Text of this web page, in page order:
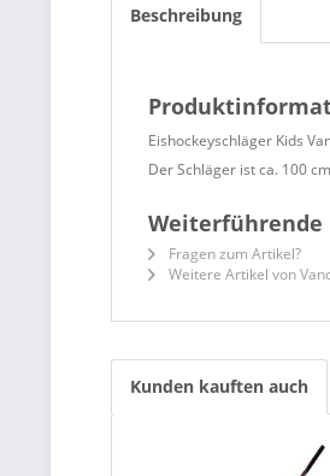
Beschreibung
Eishockeyschläger Kids
Der Schläger ist ca. 100
Weiterführende
Fragen zum Artikel?
Weitere Artikel von
Kunden kauften auch